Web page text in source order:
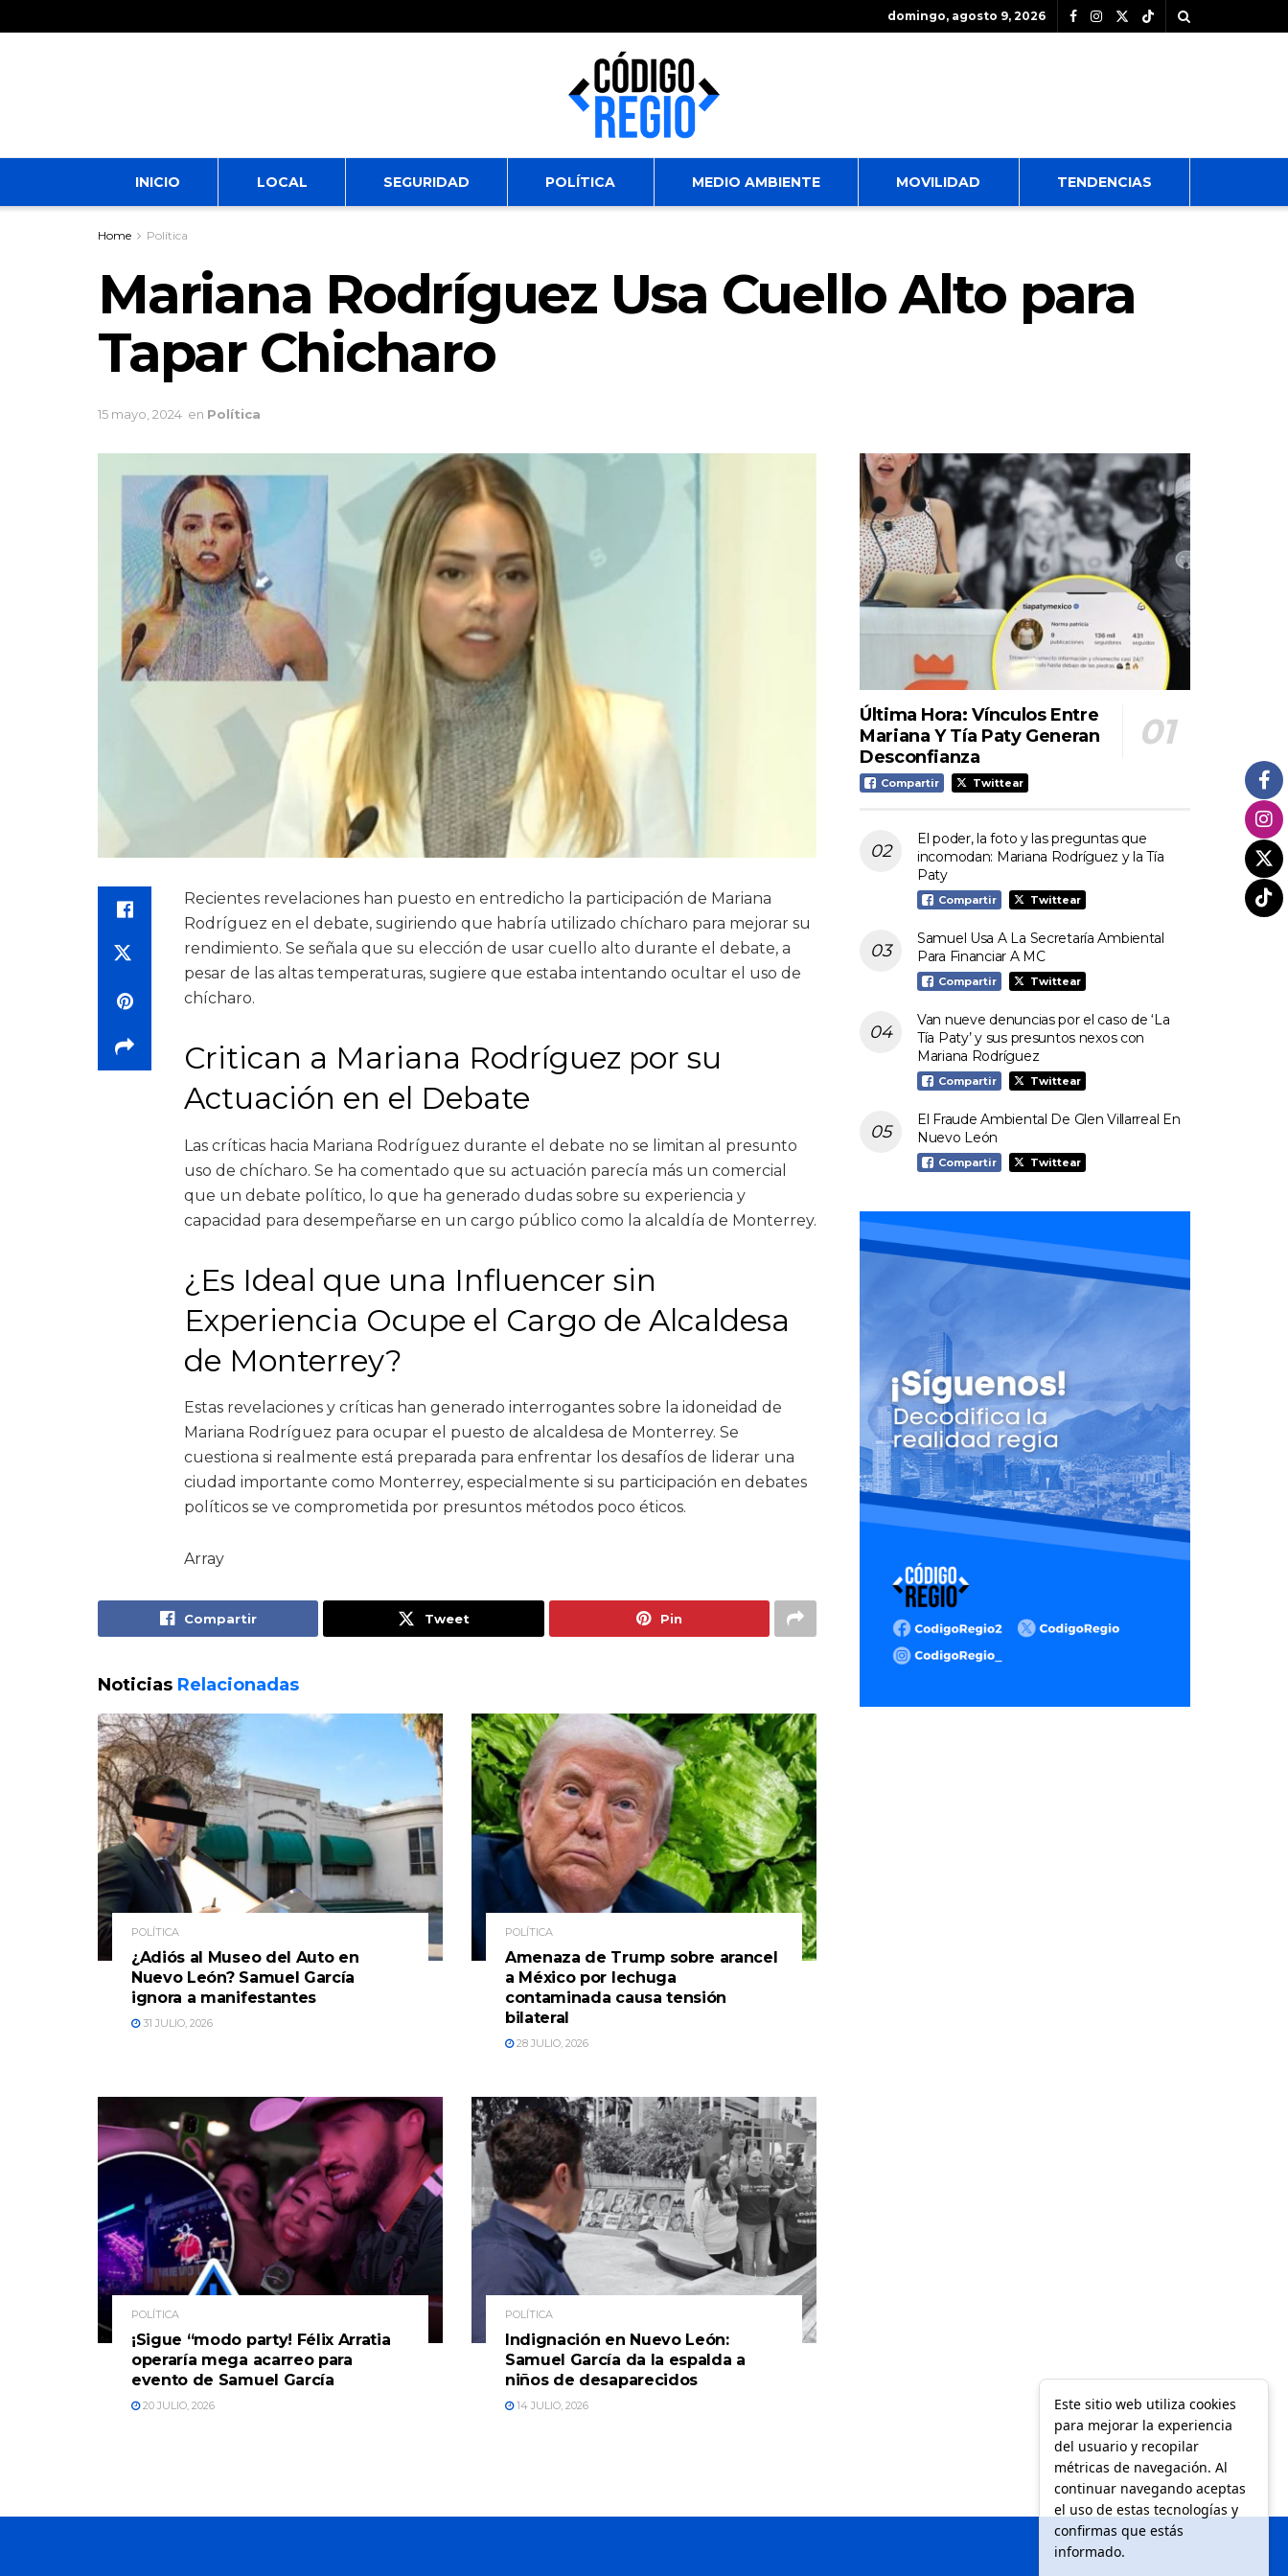
domingo, agosto 9, 2026
INICIO LOCAL SEGURIDAD POLÍTICA MEDIO AMBIENTE MOVILIDAD TENDENCIAS
Home Política
Mariana Rodríguez Usa Cuello Alto para
Tapar Chicharo
15 mayo, 2024 en Política
Recientes revelaciones han puesto en entredicho la participación de Mariana
Rodríguez en el debate, sugiriendo que habría utilizado chícharo para mejorar su
rendimiento. Se señala que su elección de usar cuello alto durante el debate, a
pesar de las altas temperaturas, sugiere que estaba intentando ocultar el uso de
chícharo.
Critican a Mariana Rodríguez por su
Actuación en el Debate
Las críticas hacia Mariana Rodríguez durante el debate no se limitan al presunto
uso de chícharo. Se ha comentado que su actuación parecía más un comercial
que un debate político, lo que ha generado dudas sobre su experiencia y
capacidad para desempeñarse en un cargo público como la alcaldía de Monterrey.
¿Es Ideal que una Influencer sin
Experiencia Ocupe el Cargo de Alcaldesa
de Monterrey?
Estas revelaciones y críticas han generado interrogantes sobre la idoneidad de
Mariana Rodríguez para ocupar el puesto de alcaldesa de Monterrey. Se
cuestiona si realmente está preparada para enfrentar los desafíos de liderar una
ciudad importante como Monterrey, especialmente si su participación en debates
políticos se ve comprometida por presuntos métodos poco éticos.
Array
Compartir Tweet Pin
Noticias Relacionadas
POLÍTICA
¿Adiós al Museo del Auto en
Nuevo León? Samuel García
ignora a manifestantes
31 JULIO, 2026
POLÍTICA
Amenaza de Trump sobre arancel
a México por lechuga
contaminada causa tensión
bilateral
28 JULIO, 2026
POLÍTICA
¡Sigue “modo party! Félix Arratia
operaría mega acarreo para
evento de Samuel García
20 JULIO, 2026
POLÍTICA
Indignación en Nuevo León:
Samuel García da la espalda a
niños de desaparecidos
14 JULIO, 2026
Última Hora: Vínculos Entre
Mariana Y Tía Paty Generan
Desconfianza
Compartir Twittear
El poder, la foto y las preguntas que
incomodan: Mariana Rodríguez y la Tía
Paty
Compartir Twittear
Samuel Usa A La Secretaría Ambiental
Para Financiar A MC
Compartir Twittear
Van nueve denuncias por el caso de ‘La
Tía Paty’ y sus presuntos nexos con
Mariana Rodríguez
Compartir Twittear
El Fraude Ambiental De Glen Villarreal En
Nuevo León
Compartir Twittear
Este sitio web utiliza cookies
para mejorar la experiencia
del usuario y recopilar
métricas de navegación. Al
continuar navegando aceptas
el uso de estas tecnologías y
confirmas que estás
informado.